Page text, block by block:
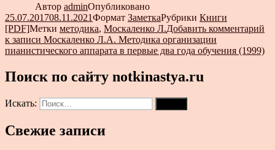
Автор adminОпубликовано
25.07.201708.11.2021Формат ЗаметкаРубрики Книги
[PDF]Метки методика, Москаленко Л.Добавить комментарий
к записи Москаленко Л.А. Методика организации
пианистического аппарата в первые два года обучения (1999)
Поиск по сайту notkinastya.ru
Искать:
Свежие записи